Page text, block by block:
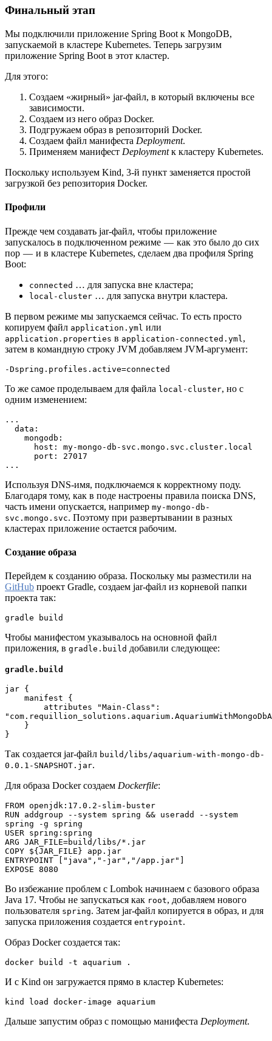
Финальный этап
Мы подключили приложение Spring Boot к MongoDB,
запускаемой в кластере Kubernetes. Теперь загрузим
приложение Spring Boot в этот кластер.
Для этого:
Создаем «жирный» jar-файл, в который включены все
зависимости.
Создаем из него образ Docker.
Подгружаем образ в репозиторий Docker.
Создаем файл манифеста Deployment.
Применяем манифест Deploymentк кластеру Kubernetes.
Поскольку используем Kind, 3-й пункт заменяется простой
загрузкой без репозитория Docker.
Профили
Прежде чем создавать jar-файл, чтобы приложение
запускалось в подключенном режиме — как это было до сих
пор — и в кластере Kubernetes, сделаем два профиля Spring
Boot:
connected … для запуска вне кластера;
local-cluster … для запуска внутри кластера.
В первом режиме мы запускаемся сейчас. То есть просто
копируем файл application.yml или
application.properties в application-connected.yml ,
затем в командную строку JVM добавляем JVM-аргумент:
-Dspring.profiles.active=connected
То же самое проделываем для файла local-cluster, но с
одним изменением:
...
  data:
    mongodb:
      host: my-mongo-db-svc.mongo.svc.cluster.local
      port: 27017
...
Используя DNS-имя, подключаемся к корректному поду.
Благодаря тому, как в поде настроены правила поиска DNS,
часть имени опускается, например my-mongo-db-
svc.mongo.svc. Поэтому при развертывании в разных
кластерах приложение остается рабочим.
Создание образа
Перейдем к созданию образа. Поскольку мы разместили на
GitHub проект Gradle, создаем jar-файл из корневой папки
проекта так:
gradle build
Чтобы манифестом указывалось на основной файл
приложения, в gradle.build добавили следующее:
gradle.build
jar {
    manifest {
    }
}
Так создается jar-файл build/libs/aquarium-with-mongo-db-
0.0.1-SNAPSHOT.jar.
Для образа Docker создаем Dockerfile:
FROM openjdk:17.0.2-slim-buster
RUN addgroup --system spring && useradd --system
spring -g spring
USER spring:spring
ARG JAR_FILE=build/libs/*.jar
COPY ${JAR_FILE} app.jar
ENTRYPOINT ["java","-jar","/app.jar"]
EXPOSE 8080
Во избежание проблем с Lombok начинаем с базового образа
Java 17. Чтобы не запускаться как root, добавляем нового
пользователя spring. Затем jar-файл копируется в образ, и для
запуска приложения создается entrypoint.
Образ Docker создается так:
docker build -t aquarium .
И с Kind он загружается прямо в кластер Kubernetes:
kind load docker-image aquarium
Дальше запустим образ с помощью манифеста Deployment.